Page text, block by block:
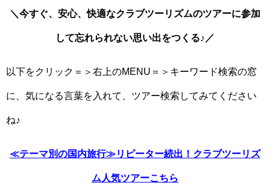
＼今すぐ、安心、快適なクラブツーリズムのツアーに参加
して忘れられない思い出をつくる♪／
以下をクリック＝＞右上のMENU＝＞キーワード検索の窓
に、気になる言葉を入れて、ツアー検索してみてください
ね♪
≪テーマ別の国内旅行≫リピーター続出！クラブツーリズ
ム人気ツアーこちら